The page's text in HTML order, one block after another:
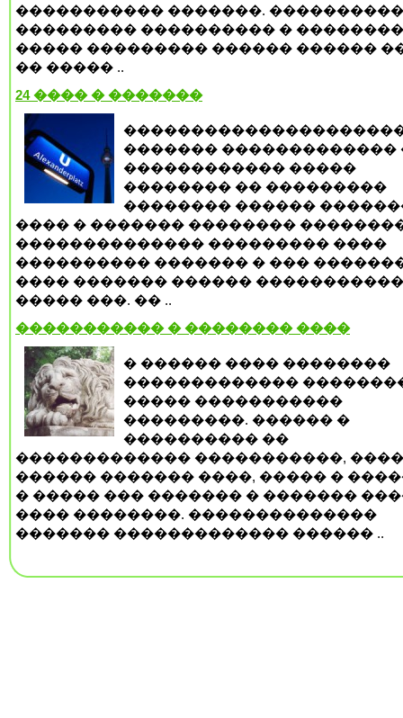
����������� �������. ����������
��������� ���������� � ��������
����� ��������� ������ ������
�� ����� ..
24 ���� � �������
������� �������������
������������ �����
�������� �� ���������
�������� ������
���� � ������� ��������
�������������� ��������� ����
���������� ������� � ���
���� ������� ������
����� ���. �� ..
����������� � �������� ����
� ������ ���� ��������
�������������
����� �����������
���������. ������ �
���������� ��
������������� �����������,
������ ������� ����, ����� �
� ����� ��� ������� � �������
���� ��������. ��������������
������� ������������� ������ ..